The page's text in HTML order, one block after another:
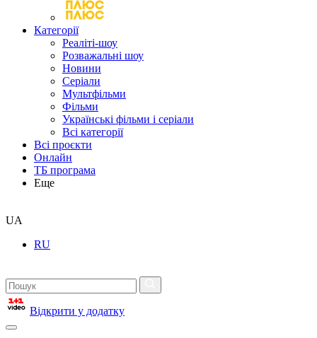
Категорії
Реаліті-шоу
Розважальні шоу
Новини
Серіали
Мультфільми
Фільми
Українські фільми і серіали
Всі категорії
Всі проєкти
Онлайн
ТБ програма
Еще
UA
RU
Відкрити у додатку